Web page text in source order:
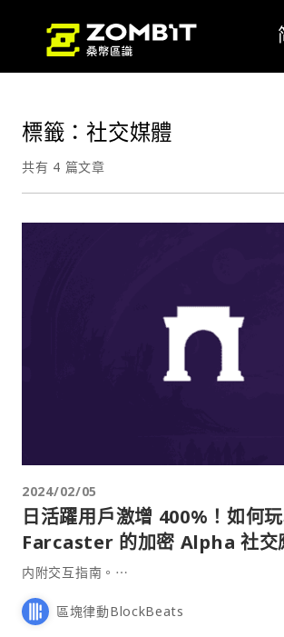
標籤：社交媒體
共有 4 篇文章
2024/02/05
日活躍用戶激增 400%！如何
Farcaster 的加密 Alpha 社交
Warpcast？
内附交互指南。⋯
區塊律動BlockBeats